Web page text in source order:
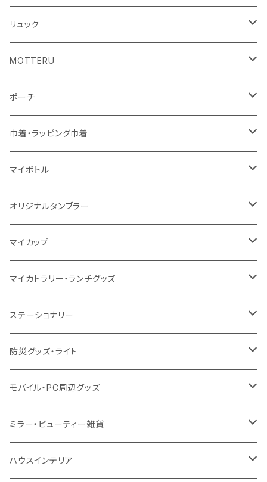
不織布
コットン
不織布
10oz
コットンリネン
ジュートコットン
再生ファブリック
コットン
5oz
シーチング
キャンパス
8oz
10oz
デニム・デニムライク
ポリエステル
再生不織布
不織布
保冷
スウェット
コットンリネン
再生ファブリック
5oz
10oz
コットン
シーチング
キャンパス
10oz
12oz
デニム
ポリエステル
不織布
保冷
オーガニックコットン
フェアトレードコットン
ジュートコットン
再生ファブリック
5oz
コットン
5oz
キャンパス
ポリエステル
不織布
リュック
コットン
5oz
デニム
ポリエステル
不織布
スウェット
MOTTERU
お買い物バッグ
ボトル
タンブラー
ランチグッズ
ハンカチ
傘
ポーチ
オーガニックコットン
フェアトレードコットン
再生ファブリック
キャンパス
デニム・デニムライク
ポリエステル
不織布
保冷
EVA
防水
巾着・ラッピング巾着
コットン
オーガニックコットン
再生ファブリック
フェアトレードコットン
デニム・デニムライク
ポリエステル
リネン
マイボトル
ステンレスサーモ
ステンレス
アルミ
クリアボトル
カスタムデザインボトル
オリジナルタンブラー
サーモタンブラー
ステンレス2層タンブラー
プラスチック2層タンブラー
アルミタンブラー
バンブータンブラー
コーヒー配合タンブラー
カスタムデザインタンブラー
マイカップ
サーモ
ステンレス
バンブー
コーヒー配合
プラスチック
陶器
マイカトラリー・ランチグッズ
カトラリー
フードポット
コースター
ドリンク用品
保存容器
ステーショナリー
単色ボールペン
多機能ペン
ペンケース
メモ
防災グッズ・ライト
防災セット
ラジオ・スピーカー
ハンディライト
モバイル・PC周辺グッズ
チャージャー
充電器
ミラー・ビューティー雑貨
折りたたみ式ミラー
ハウスインテリア